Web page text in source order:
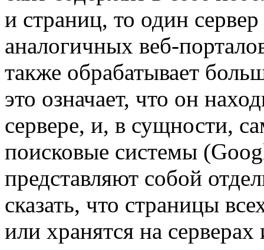
и страниц, то один
аналогичных веб-
также обрабатывает
это означает, что он
сервере, и, в сущности,
поисковые системы
представляют собой
сказать, что страницы
или хранятся на